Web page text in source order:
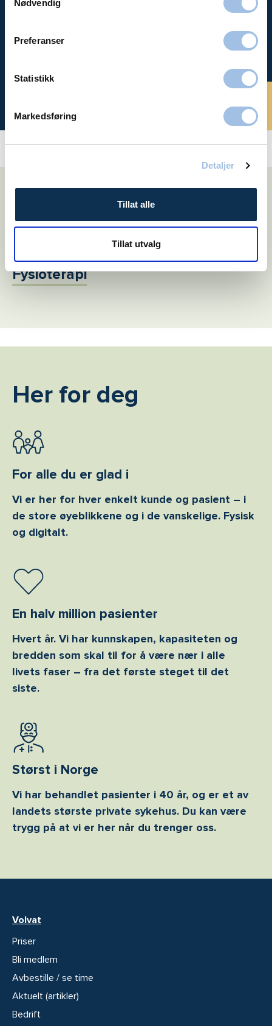
Nødvendig
Preferanser
Statistikk
Markedsføring
Detaljer
Tillat alle
Tillat utvalg
Time hos
oss
Relaterte tjenester
Ortopedi
Fysioterapi
Her for deg
For alle du er glad i
Vi er her for hver enkelt kunde og pasient – i
de store øyeblikkene og i de vanskelige. Fysisk
og digitalt.
En halv million pasienter
Hvert år. Vi har kunnskapen, kapasiteten og
bredden som skal til for å være nær i alle
livets faser – fra det første steget til det
siste.
Størst i Norge
Vi har behandlet pasienter i 40 år, og er et av
landets største private sykehus. Du kan være
trygg på at vi er her når du trenger oss.
Volvat
Priser
Bli medlem
Avbestille / se time
Aktuelt (artikler)
Bedrift